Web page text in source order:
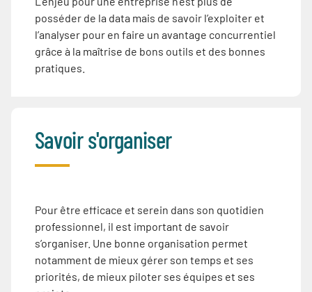
posséder de la data mais de savoir l’exploiter et
l’analyser pour en faire un avantage concurrentiel
grâce à la maîtrise de bons outils et des bonnes
pratiques.
Savoir s'organiser
Pour être efficace et serein dans son quotidien
professionnel, il est important de savoir
s’organiser. Une bonne organisation permet
notamment de mieux gérer son temps et ses
priorités, de mieux piloter ses équipes et ses